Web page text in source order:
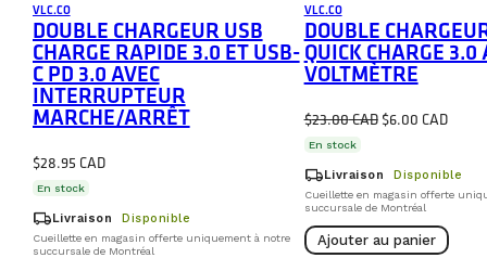
VLC.CO
DOUBLE CHARGEUR USB
CHARGE RAPIDE 3.0 ET USB-
C PD 3.0 AVEC
INTERRUPTEUR
MARCHE/ARRÊT
$28.95
En stock
local_shippingLivraison Disponible
Cueillette en magasin offerte uniquement à notre
succursale de Montréal
VLC.CO
DOUBLE
QUICK CHARGE 3.0
VOLTMÈTRE
$23.00
Le
initial
était :
$23.00.
$6.00
Le
actuel
est :
En stock
local_shippingLivraison Disponible
Cueillette en magasin offerte
succursale de Montréal
Ajouter au panier